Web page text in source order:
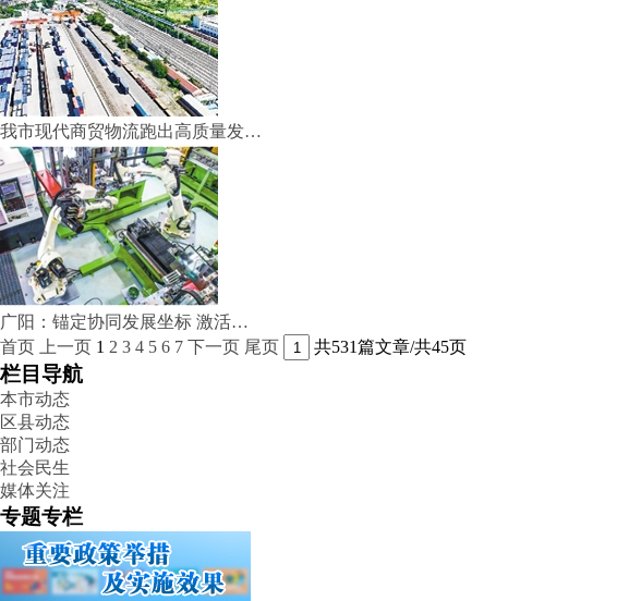
我市现代商贸物流跑出高质量发…
广阳：锚定协同发展坐标 激活…
首页
上一页 1 2 3 4 5 6 7 下一页 尾页 共531篇文章/共45页
栏目导航
本市动态
区县动态
部门动态
社会民生
媒体关注
专题专栏